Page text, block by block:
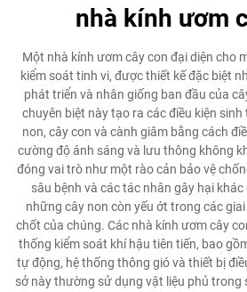
nhà kính ươm
Một nhà kính ươm cây con đại diện cho
kiểm soát tinh vi, được thiết kế đặc biệt
phát triển và nhân giống ban đầu của
chuyên biệt này tạo ra các điều kiện
non, cây con và cành giâm bằng cách
cường độ ánh sáng và lưu thông không
đóng vai trò như một rào cản bảo vệ
sâu bệnh và các tác nhân gây hại
những cây non còn yếu ớt trong các
chốt của chúng. Các nhà kính ươm cây
thống kiểm soát khí hậu tiên tiến, bao
tự động, hệ thống thông gió và thiết bị
sở này thường sử dụng vật liệu phủ